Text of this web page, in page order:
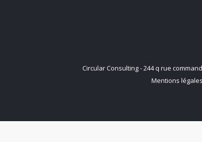
Circular Consulting - 244 q rue
Mentions légales